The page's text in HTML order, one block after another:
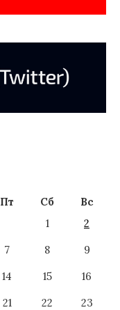
Пт Сб
Вс
1
2
7 8
9
14 15
16
21 22
23